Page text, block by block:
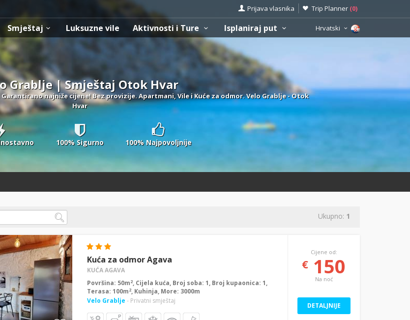
Prijava vlasnika Trip Planner (0)
Smještaj Luksuzne vile Aktivnosti i Ture Isplaniraj put Hrvatski
Grablje | Smještaj Otok Hvar
najniže cijene! Bez provizije. Apartmani, Vile i Kuće za odmor. Velo Grablje - Otok
Hvar
100% Sigurno 100% Najpovoljnije
Ukupno: 1
Kuća za odmor Agava
KUĆA AGAVA
Površina: 50m2, Cijela kuća, Broj soba: 1, Broj kupaonica: 1,
Terasa: 100m2, Kuhinja, More: 3000m
Velo Grablje - Privatni smještaj
Cijene od:
€ 150
Na noć
DETALJNIJE